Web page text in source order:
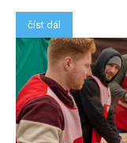
číst dál